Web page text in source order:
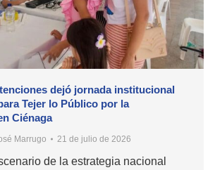
dejó jornada institucional
Tejer lo Público por la
Ciénaga
Marrugo 21 de julio de 2026
de la estrategia nacional